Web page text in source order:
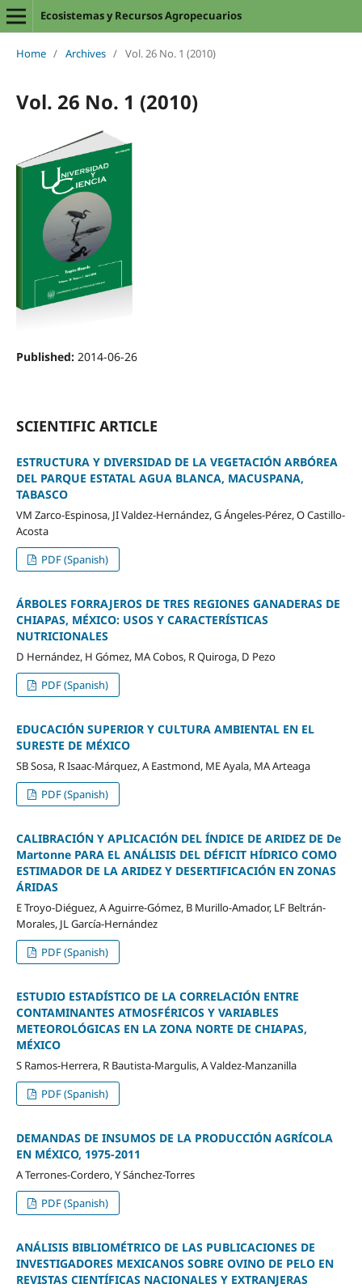
Ecosistemas y Recursos Agropecuarios
Home / Archives / Vol. 26 No. 1 (2010)
Vol. 26 No. 1 (2010)
Published: 2014-06-26
SCIENTIFIC ARTICLE
ESTRUCTURA Y DIVERSIDAD DE LA VEGETACIÓN ARBÓREA
DEL PARQUE ESTATAL AGUA BLANCA, MACUSPANA,
TABASCO
VM Zarco-Espinosa, JI Valdez-Hernández, G Ángeles-Pérez, O Castillo-
Acosta
PDF (Spanish)
ÁRBOLES FORRAJEROS DE TRES REGIONES GANADERAS DE
CHIAPAS, MÉXICO: USOS Y CARACTERÍSTICAS
NUTRICIONALES
D Hernández, H Gómez, MA Cobos, R Quiroga, D Pezo
PDF (Spanish)
EDUCACIÓN SUPERIOR Y CULTURA AMBIENTAL EN EL
SURESTE DE MÉXICO
SB Sosa, R Isaac-Márquez, A Eastmond, ME Ayala, MA Arteaga
PDF (Spanish)
CALIBRACIÓN Y APLICACIÓN DEL ÍNDICE DE ARIDEZ DE De
Martonne PARA EL ANÁLISIS DEL DÉFICIT HÍDRICO COMO
ESTIMADOR DE LA ARIDEZ Y DESERTIFICACIÓN EN ZONAS
ÁRIDAS
E Troyo-Diéguez, A Aguirre-Gómez, B Murillo-Amador, LF Beltrán-
Morales, JL García-Hernández
PDF (Spanish)
ESTUDIO ESTADÍSTICO DE LA CORRELACIÓN ENTRE
CONTAMINANTES ATMOSFÉRICOS Y VARIABLES
METEOROLÓGICAS EN LA ZONA NORTE DE CHIAPAS,
MÉXICO
S Ramos-Herrera, R Bautista-Margulis, A Valdez-Manzanilla
PDF (Spanish)
DEMANDAS DE INSUMOS DE LA PRODUCCIÓN AGRÍCOLA
EN MÉXICO, 1975-2011
A Terrones-Cordero, Y Sánchez-Torres
PDF (Spanish)
ANÁLISIS BIBLIOMÉTRICO DE LAS PUBLICACIONES DE
INVESTIGADORES MEXICANOS SOBRE OVINO DE PELO EN
REVISTAS CIENTÍFICAS NACIONALES Y EXTRANJERAS